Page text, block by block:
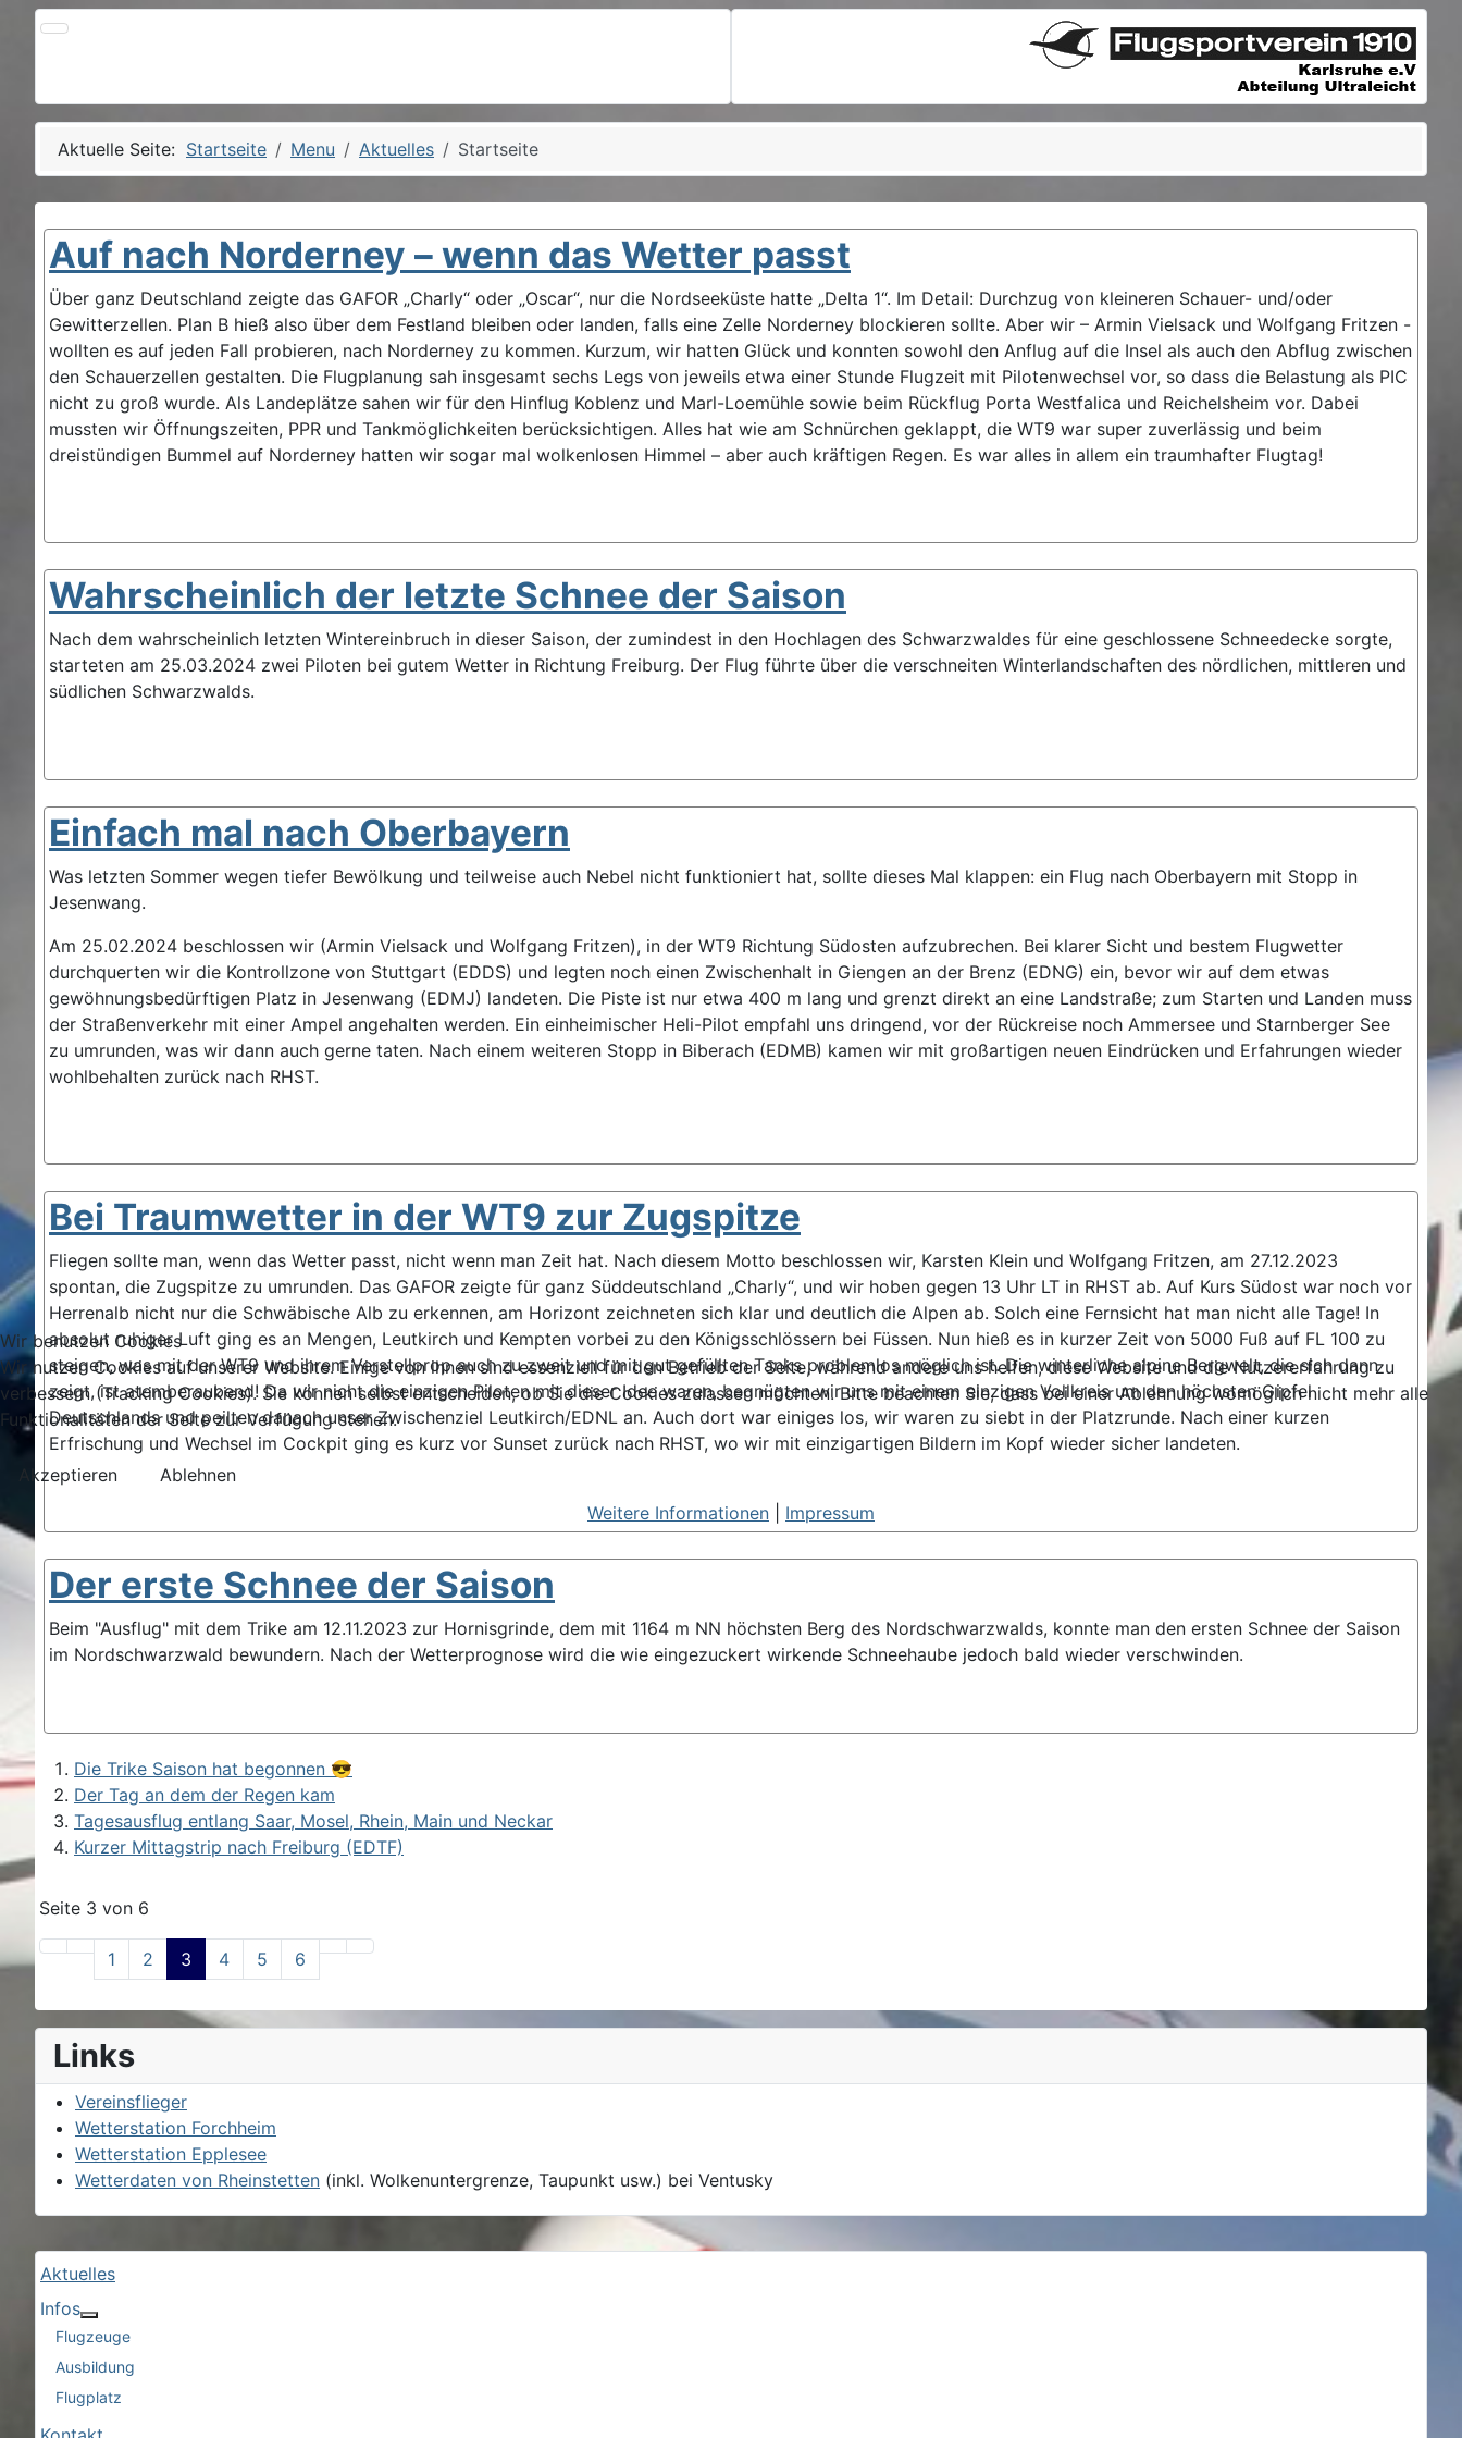
Aktuelle Seite: Startseite Menu Aktuelles Startseite
Aktuelles
Infos
Flugzeuge
Ausbildung
Flugplatz
Auf nach Norderney – wenn das Wetter passt
Über ganz Deutschland zeigte das GAFOR „Charly“ oder „Oscar“, nur die Nordseeküste hatte „Delta 1“. Im Detail: Durchzug von kleineren Schauer- und/oder
Gewitterzellen. Plan B hieß also über dem Festland bleiben oder landen, falls eine Zelle Norderney blockieren sollte. Aber wir – Armin Vielsack und Wolfgang Fritzen -
wollten es auf jeden Fall probieren, nach Norderney zu kommen. Kurzum, wir hatten Glück und konnten sowohl den Anflug auf die Insel als auch den Abflug zwischen
den Schauerzellen gestalten. Die Flugplanung sah insgesamt sechs Legs von jeweils etwa einer Stunde Flugzeit mit Pilotenwechsel vor, so dass die Belastung als PIC
nicht zu groß wurde. Als Landeplätze sahen wir für den Hinflug Koblenz und Marl-Loemühle sowie beim Rückflug Porta Westfalica und Reichelsheim vor. Dabei
mussten wir Öffnungszeiten, PPR und Tankmöglichkeiten berücksichtigen. Alles hat wie am Schnürchen geklappt, die WT9 war super zuverlässig und beim
dreistündigen Bummel auf Norderney hatten wir sogar mal wolkenlosen Himmel – aber auch kräftigen Regen. Es war alles in allem ein traumhafter Flugtag!
Wahrscheinlich der letzte Schnee der Saison
Nach dem wahrscheinlich letzten Wintereinbruch in dieser Saison, der zumindest in den Hochlagen des Schwarzwaldes für eine geschlossene Schneedecke sorgte,
starteten am 25.03.2024 zwei Piloten bei gutem Wetter in Richtung Freiburg. Der Flug führte über die verschneiten Winterlandschaften des nördlichen, mittleren und
südlichen Schwarzwalds.
Einfach mal nach Oberbayern
Was letzten Sommer wegen tiefer Bewölkung und teilweise auch Nebel nicht funktioniert hat, sollte dieses Mal klappen: ein Flug nach Oberbayern mit Stopp in
Jesenwang.
Am 25.02.2024 beschlossen wir (Armin Vielsack und Wolfgang Fritzen), in der WT9 Richtung Südosten aufzubrechen. Bei klarer Sicht und bestem Flugwetter
durchquerten wir die Kontrollzone von Stuttgart (EDDS) und legten noch einen Zwischenhalt in Giengen an der Brenz (EDNG) ein, bevor wir auf dem etwas
gewöhnungsbedürftigen Platz in Jesenwang (EDMJ) landeten. Die Piste ist nur etwa 400 m lang und grenzt direkt an eine Landstraße; zum Starten und Landen muss
der Straßenverkehr mit einer Ampel angehalten werden. Ein einheimischer Heli-Pilot empfahl uns dringend, vor der Rückreise noch Ammersee und Starnberger See
zu umrunden, was wir dann auch gerne taten. Nach einem weiteren Stopp in Biberach (EDMB) kamen wir mit großartigen neuen Eindrücken und Erfahrungen wieder
wohlbehalten zurück nach RHST.
Bei Traumwetter in der WT9 zur Zugspitze
Fliegen sollte man, wenn das Wetter passt, nicht wenn man Zeit hat. Nach diesem Motto beschlossen wir, Karsten Klein und Wolfgang Fritzen, am 27.12.2023
spontan, die Zugspitze zu umrunden. Das GAFOR zeigte für ganz Süddeutschland „Charly“, und wir hoben gegen 13 Uhr LT in RHST ab. Auf Kurs Südost war noch vor
Herrenalb nicht nur die Schwäbische Alb zu erkennen, am Horizont zeichneten sich klar und deutlich die Alpen ab. Solch eine Fernsicht hat man nicht alle Tage! In
absolut ruhiger Luft ging es an Mengen, Leutkirch und Kempten vorbei zu den Königsschlössern bei Füssen. Nun hieß es in kurzer Zeit von 5000 Fuß auf FL 100 zu
steigen, was mit der WT9 und ihrem Verstellprop auch zu zweit und mit gut gefüllten Tanks problemlos möglich ist. Die winterliche alpine Bergwelt, die sich dann
zeigt, ist atemberaubend! Da wir nicht die einzigen Piloten mit dieser Idee waren, begnügten wir uns mit einem einzigen Vollkreis um den höchsten Gipfel
Deutschlands und peilten danach unser Zwischenziel Leutkirch/EDNL an. Auch dort war einiges los, wir waren zu siebt in der Platzrunde. Nach einer kurzen
Erfrischung und Wechsel im Cockpit ging es kurz vor Sunset zurück nach RHST, wo wir mit einzigartigen Bildern im Kopf wieder sicher landeten.
Der erste Schnee der Saison
Beim "Ausflug" mit dem Trike am 12.11.2023 zur Hornisgrinde, dem mit 1164 m NN höchsten Berg des Nordschwarzwalds, konnte man den ersten Schnee der Saison
im Nordschwarzwald bewundern. Nach der Wetterprognose wird die wie eingezuckert wirkende Schneehaube jedoch bald wieder verschwinden.
Die Trike Saison hat begonnen 😎
Der Tag an dem der Regen kam
Tagesausflug entlang Saar, Mosel, Rhein, Main und Neckar
Kurzer Mittagstrip nach Freiburg (EDTF)
Seite 3 von 6
1 2 3 4 5 6
Links
Vereinsflieger
Wetterstation Forchheim
Wetterstation Epplesee
Wetterdaten von Rheinstetten (inkl. Wolkenuntergrenze, Taupunkt usw.) bei Ventusky
Wir benutzen Cookies
Wir nutzen Cookies auf unserer Website. Einige von ihnen sind essenziell für den Betrieb der Seite, während andere uns helfen, diese Website und die Nutzererfahrung zu
verbessern (Tracking Cookies). Sie können selbst entscheiden, ob Sie die Cookies zulassen möchten. Bitte beachten Sie, dass bei einer Ablehnung womöglich nicht mehr alle
Funktionalitäten der Seite zur Verfügung stehen.
Akzeptieren
Ablehnen
Weitere Informationen
Impressum